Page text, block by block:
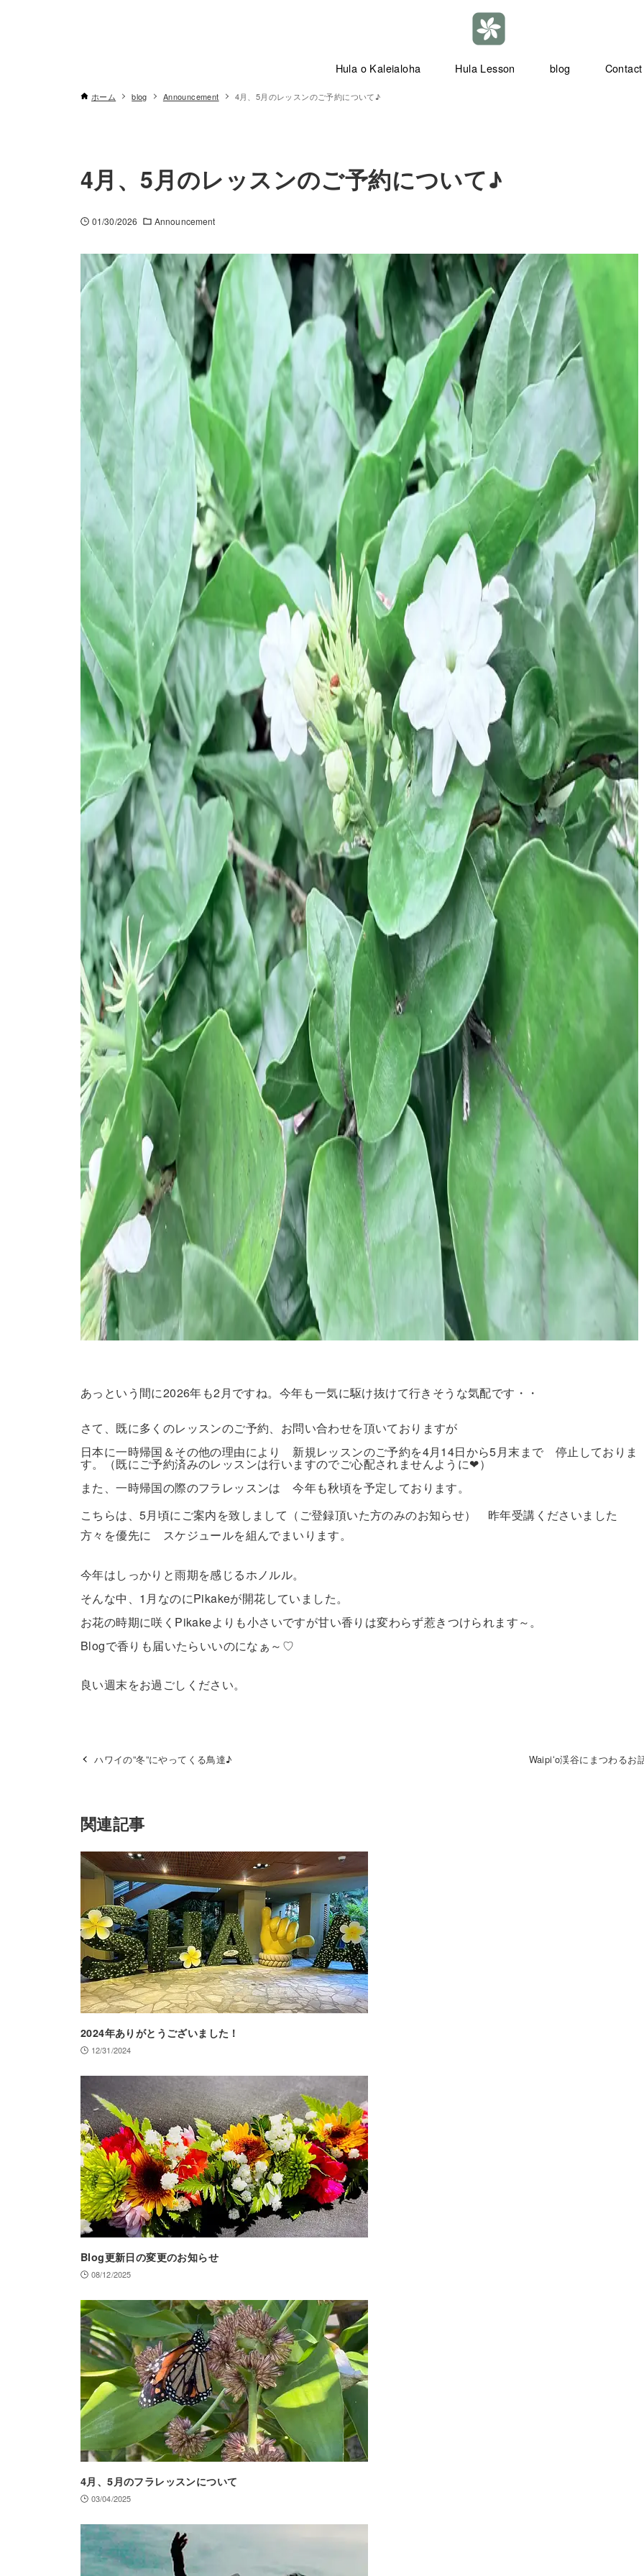
Hula o Kaleialoha Hula Lesson blog Contact
ホーム blog Announcement 4月、5月のレッスンのご予約について♪
4月、5月のレッスンのご予約について♪
01/30/2026 Announcement
あっという間に2026年も2月ですね。今年も一気に駆け抜けて行きそうな気配です・・
さて、既に多くのレッスンのご予約、お問い合わせを頂いておりますが
日本に一時帰国＆その他の理由により 新規レッスンのご予約を4月14日から5月末まで 停止しておりま
す。（既にご予約済みのレッスンは行いますのでご心配されませんように❤）
また、一時帰国の際のフラレッスンは 今年も秋頃を予定しております。
こちらは、5月頃にご案内を致しまして（ご登録頂いた方のみのお知らせ） 昨年受講くださいました
方々を優先に スケジュールを組んでまいります。
今年はしっかりと雨期を感じるホノルル。
そんな中、1月なのにPikakeが開花していました。
お花の時期に咲くPikakeよりも小さいですが甘い香りは変わらず惹きつけられます～。
Blogで香りも届いたらいいのになぁ～♡
良い週末をお過ごしください。
ハワイの”冬”にやってくる鳥達♪ Waipiʻo渓谷にまつわるお
関連記事
2024年ありがとうございました！
12/31/2024
Blog更新日の変更のお知らせ
08/12/2025
4月、5月のフラレッスンについて
03/04/2025